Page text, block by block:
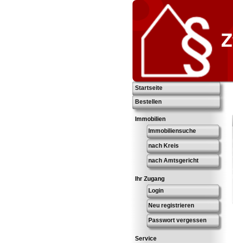
Startseite
Bestellen
Immobilien
Immobiliensuche
nach Kreis
nach Amtsgericht
Ihr Zugang
Login
Neu registrieren
Passwort vergessen
Service